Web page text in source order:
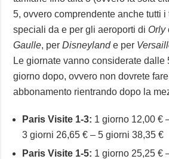
5, ovvero comprendente anche tutti i
speciali da e per gli aeroporti di Orly
Gaulle, perDisneylande per
Le giornate vanno considerate dalle
giorno dopo, ovvero non dovrete
abbonamento rientrando dopo la
Paris Visite 1-3: 1 giorno 12,00 €
3 giorni 26,65 € – 5 giorni 38,35 €
Paris Visite 1-5: 1 giorno 25,25 €